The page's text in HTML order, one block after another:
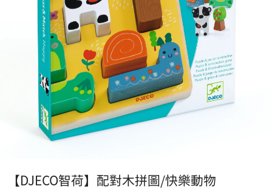
【DJECO智荷】配對木拼圖/快樂動物